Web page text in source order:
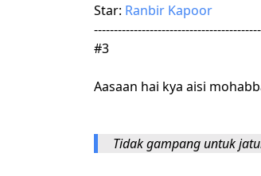
Star: Ranbir Kapoor
#3
Aasaan hai kya aisi
Tidak gampang untuk